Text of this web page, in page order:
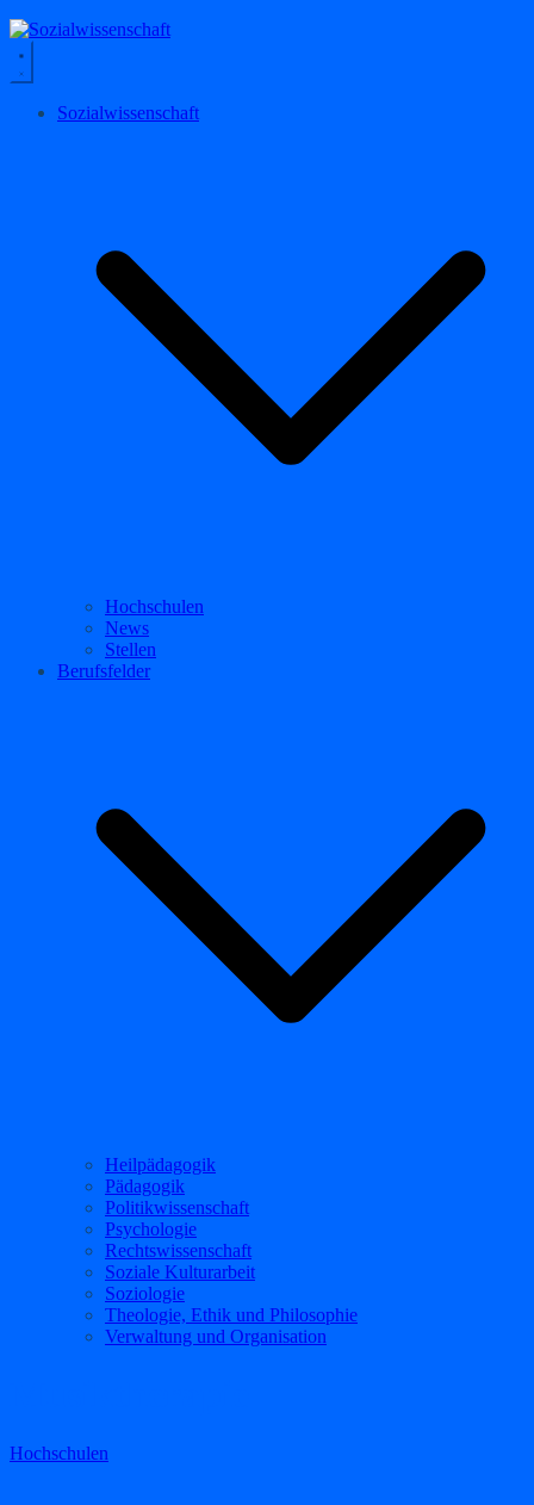
Sozialwissenschaft
Hochschulen
News
Stellen
Berufsfelder
Heilpädagogik
Pädagogik
Politikwissenschaft
Psychologie
Rechtswissenschaft
Soziale Kulturarbeit
Soziologie
Theologie, Ethik und Philosophie
Verwaltung und Organisation
Hochschulen